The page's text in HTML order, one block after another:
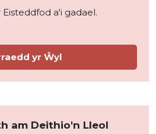
Eisteddfod a'i gadael.
yr Ŵyl
am Deithio'n Lleol